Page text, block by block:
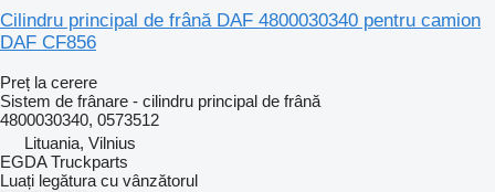
Cilindru principal de frână DAF 4800030340 pentru camion
DAF CF856
Preț la cerere
Sistem de frânare - cilindru principal de frână
4800030340, 0573512
Lituania, Vilnius
EGDA Truckparts
Luați legătura cu vânzătorul